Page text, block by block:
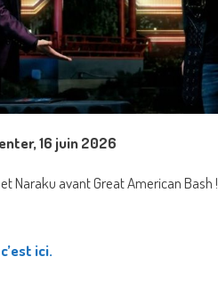
16 juin 2026
Naraku avant Great American Bash !
ici.